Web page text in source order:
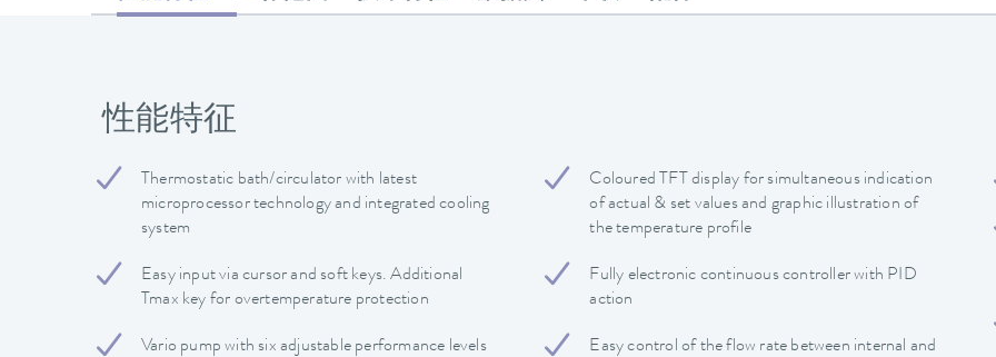
性能特征
Thermostatic bath/circulator with latest
microprocessor technology and integrated cooling
system
Easy input via cursor and soft keys. Additional
Tmax key for overtemperature protection
Vario pump with six adjustable performance levels
Coloured TFT display for simultaneous indication
of actual & set values and graphic illustration of
the temperature profile
Fully electronic continuous controller with PID
action
Easy control of the flow rate between internal and